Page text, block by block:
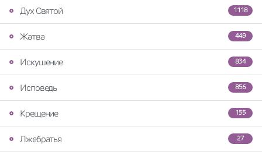
1118
Дух Святой
449
Жатва
834
Искушение
856
Исповедь
155
Крещение
27
Лжебратья